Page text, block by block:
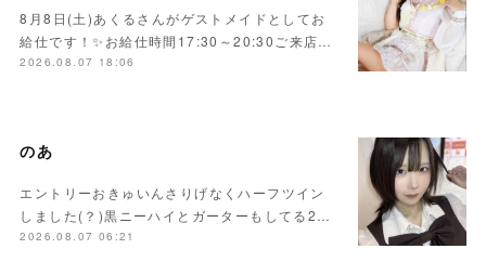
8月8日(土)あくるさんがゲストメイドとしてお
給仕です！✨お給仕時間17:30～20:30ご来店…
2026.08.07 18:06
のあ
エントリーおきゅいんさりげなくハーフツイン
しました(？)黒ニーハイとガーターもしてる2…
2026.08.07 06:21